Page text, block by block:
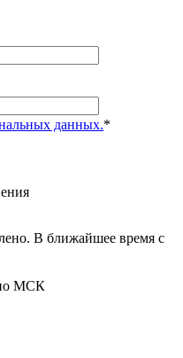
данных.*
В ближайшее время с
МСК